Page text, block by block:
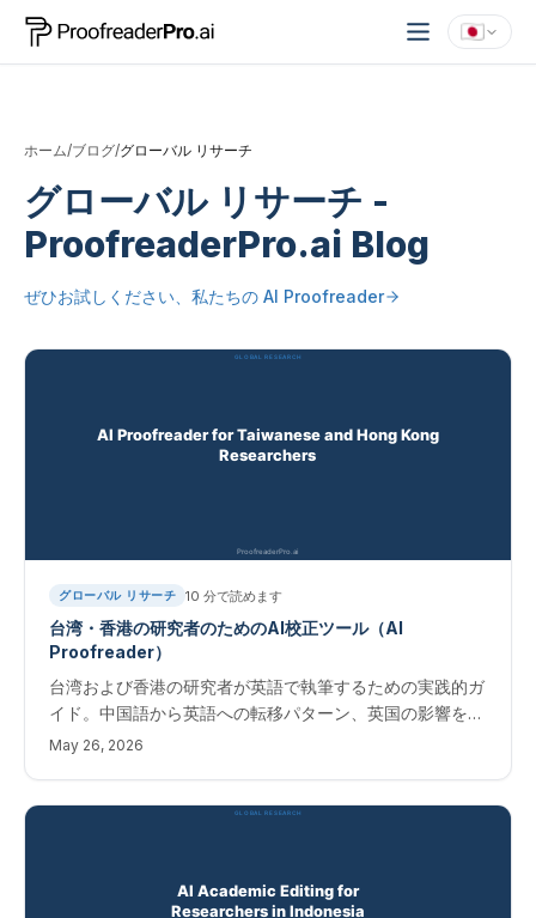
ホーム/ブログ/グローバル リサーチ
グローバル リサーチ -
ProofreaderPro.ai Blog
ぜひお試しください、私たちの AI Proofreader
グローバル リサーチ 10 分で読めます
台湾・香港の研究者のためのAI校正ツール（AI
Proofreader）
台湾および香港の研究者が英語で執筆するための実践的ガ
イド。中国語から英語への転移パターン、英国の影響を受
けた香港と米国の影響を受けた台湾という地域差、そして
May 26, 2026